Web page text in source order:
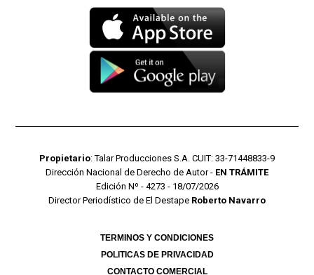
Propietario: Talar Producciones S.A. CUIT: 33-71448833-9
Dirección Nacional de Derecho de Autor - EN TRÁMITE
Edición Nº - 4273 - 18/07/2026
Director Periodístico de El Destape Roberto Navarro
TERMINOS Y CONDICIONES
POLITICAS DE PRIVACIDAD
CONTACTO COMERCIAL